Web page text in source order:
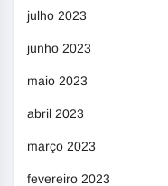
julho 2023
junho 2023
maio 2023
abril 2023
março 2023
fevereiro 2023